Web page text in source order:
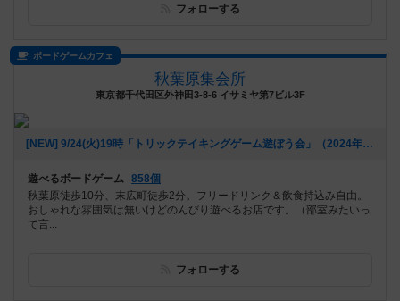
フォローする
ボードゲームカフェ
秋葉原集会所
東京都千代田区外神田3-8-6 イサミヤ第7ビル3F
[NEW] 9/24(火)19時「トリックテイキングゲーム遊ぼう会」（2024年08月26日 17時22分）
遊べるボードゲーム 858個
秋葉原徒歩10分、末広町徒歩2分。フリードリンク＆飲食持込み自由。
おしゃれな雰囲気は無いけどのんびり遊べるお店です。（部室みたいっ
て言...
フォローする